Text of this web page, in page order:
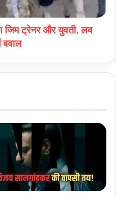
ट्रेनर और युवती, लव
बवाल